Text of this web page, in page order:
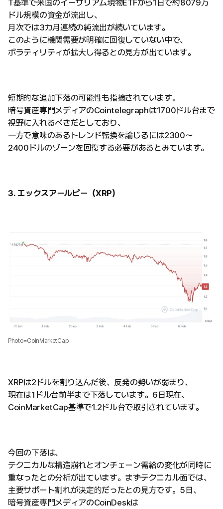
T基準で米国のイーサリアム現物ETFから1日で約8079万
ドル規模の資金が流出し、
月次では3カ月連続の純流出が続いています。
このように機関需要が明確に回復していない中で、
ボラティリティが拡大し得るとの見方が出ています。
短期的な追加下落の可能性も指摘されています。
暗号資産専門メディアのCointelegraphは1700ドル台まで
視野に入れるべきだとしており、
一方で意味のあるトレンド転換を論じるには2300〜
2400ドルのゾーンを回復する必要があるとみています。
3. エックスアールピー（XRP）
Photo=CoinMarketCap
XRPは2ドルを割り込んだ後、反発の勢いが弱まり、
現在は1ドル台前半まで下落しています。6日現在、
CoinMarketCap基準で1.2ドル台で取引されています。
今回の下落は、
テクニカルな構造崩れとオンチェーン需給の変化が同時に
重なったとの分析が出ています。まずテクニカル面では、
主要サポート割れが決定的だったとの見方です。5日、
暗号資産専門メディアのCoinDeskは